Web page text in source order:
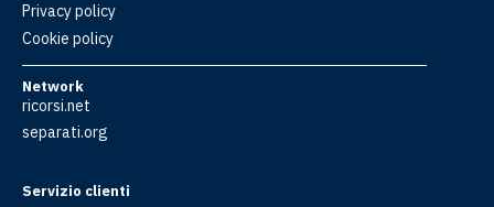
Privacy policy
Cookie policy
Network
ricorsi.net
separati.org
Servizio clienti